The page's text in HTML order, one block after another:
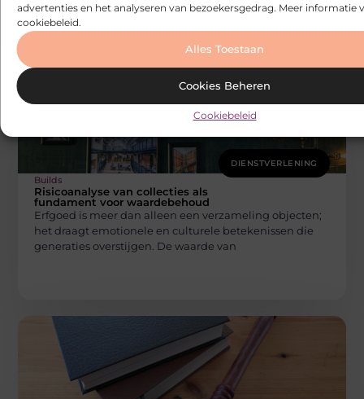
advertenties en het analyseren van bezoekersgedrag. Meer informatie
cookiebeleid.
Alles Toestaan
Cookies Beheren
Cookiebeleid
DIENSTVERLENING
Builds
Risicoanalyse van collecties als
fundament voor waardebehoud
Erfgoed is meer dan alleen een verzameling objecten;
het draagt emotionele en culturele betekenissen die
generaties overstijgen. De waarde van